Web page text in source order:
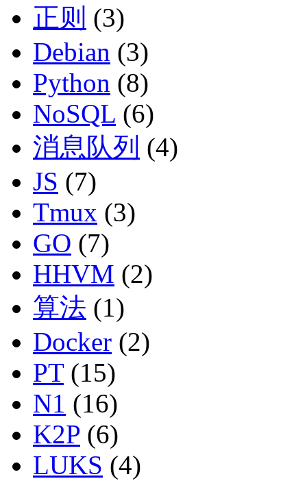
正则 (3)
Debian (3)
Python (8)
NoSQL (6)
消息队列 (4)
JS (7)
Tmux (3)
GO (7)
HHVM (2)
算法 (1)
Docker (2)
PT(15)
N1 (16)
K2P (6)
LUKS (4)